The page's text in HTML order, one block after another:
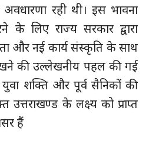
रही थी। इस भावना
के लिए राज्य सरकार द्वारा
और नई कार्य संस्कृति के साथ
की उल्लेखनीय पहल की गई
शक्ति और पूर्व सैनिकों की
उत्तराखण्ड के लक्ष्य को प्राप्त
हैं